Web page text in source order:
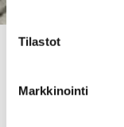
Tilastot
Markkinointi
sydän